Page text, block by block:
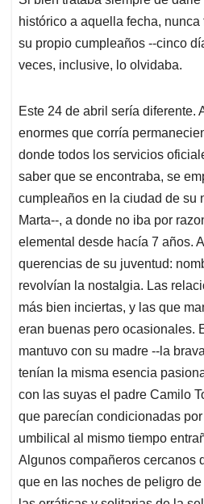
histórico a aquella fecha,
su propio cumpleaños --cinco
veces, inclusive, lo olvidaba.
Este 24 de abril sería diferente.
enormes que corría
donde todos los servicios
saber que se encontraba, se
cumpleaños en la ciudad de su
Marta--, a donde no iba por
elemental desde hacía 7 años.
querencias de su juventud:
revolvían la nostalgia. Las
más bien inciertas, y las que
eran buenas pero ocasionales.
mantuvo con su madre --la
tenían la misma esencia
con las suyas el padre Camilo
que parecían condicionadas
umbilical al mismo tiempo
Algunos compañeros cercanos
que en las noches de peligro